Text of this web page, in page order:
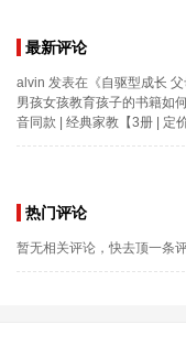
最新评论
alvin 发表在《自驱型成长
男孩女孩教育孩子的书籍如
音同款 | 经典家教【3册 | 定
热门评论
暂无相关评论，快去顶一条